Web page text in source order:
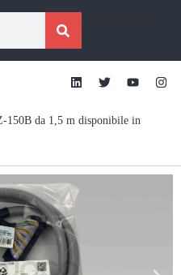
150B da 1,5 m disponibile in